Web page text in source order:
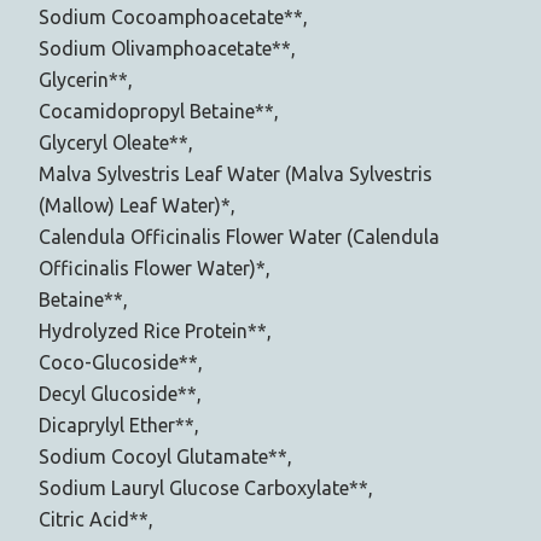
Sodium Cocoamphoacetate**,
Sodium Olivamphoacetate**,
Glycerin**,
Cocamidopropyl Betaine**,
Glyceryl Oleate**,
Malva Sylvestris Leaf Water (Malva Sylvestris
(Mallow) Leaf Water)*,
Calendula Officinalis Flower Water (Calendula
Officinalis Flower Water)*,
Betaine**,
Hydrolyzed Rice Protein**,
Coco-Glucoside**,
Decyl Glucoside**,
Dicaprylyl Ether**,
Sodium Cocoyl Glutamate**,
Sodium Lauryl Glucose Carboxylate**,
Citric Acid**,